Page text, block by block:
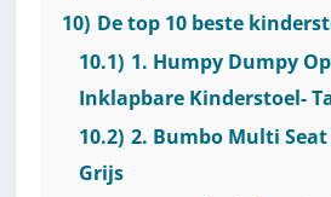
10) De top 10 beste
10.1) 1. Humpy Dumpy
Inklapbare Kinderstoel-
10.2) 2. Bumbo Multi
Grijs